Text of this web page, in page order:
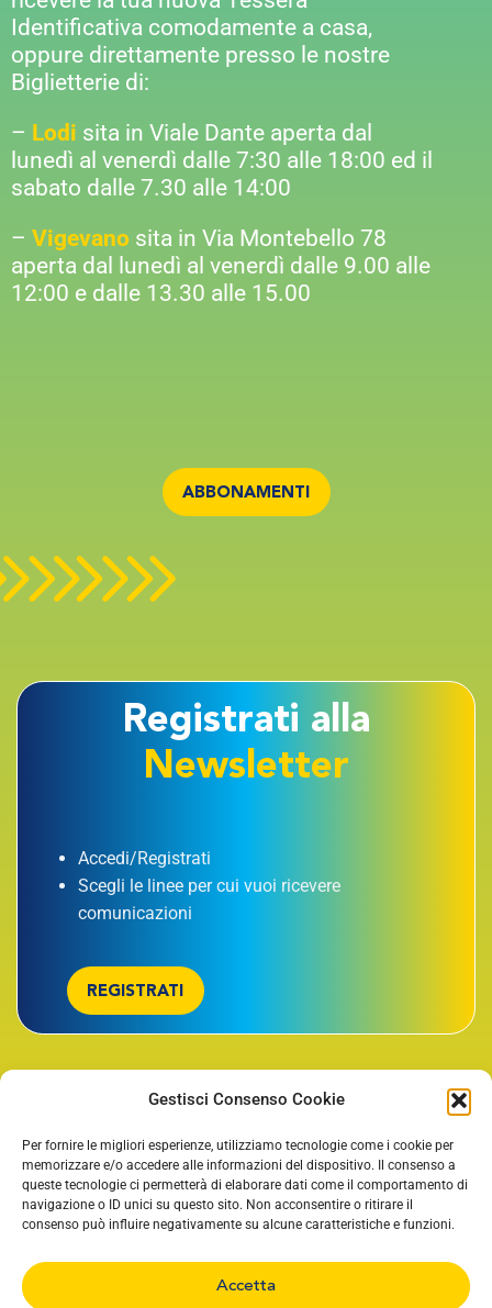
Gestisci Consenso Cookie
Per fornire le migliori esperienze, utilizziamo tecnologie come i cookie per
memorizzare e/o accedere alle informazioni del dispositivo. Il consenso a
queste tecnologie ci permetterà di elaborare dati come il comportamento di
navigazione o ID unici su questo sito. Non acconsentire o ritirare il
consenso può influire negativamente su alcune caratteristiche e funzioni.
Accetta
Identificativa comodamente a casa,
oppure direttamente presso le nostre
Biglietterie di:
– Lodi sita in Viale Dante aperta dal
lunedì al venerdì dalle 7:30 alle 18:00 ed il
sabato dalle 7.30 alle 14:00
– Vigevano sita in Via Montebello 78
aperta dal lunedì al venerdì dalle 9.00 alle
12:00 e dalle 13.30 alle 15.00
ABBONAMENTI
Registrati alla
Newsletter
Accedi/Registrati
Scegli le linee per cui vuoi ricevere
comunicazioni
REGISTRATI